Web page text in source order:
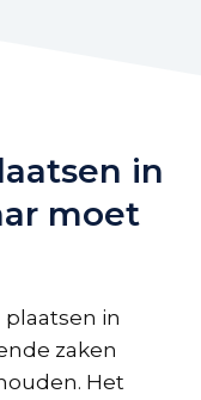
in
moet
in
zaken
Het